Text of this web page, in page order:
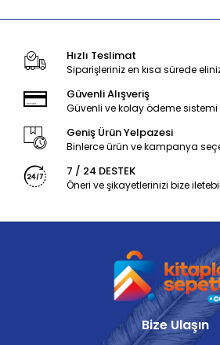
Hızlı Teslimat
Siparişleriniz en kısa sürede
Güvenli Alışveriş
Güvenli ve kolay ödeme sistemi
Geniş Ürün Yelpazesi
Binlerce ürün ve kampanya
7 / 24 DESTEK
Öneri ve şikayetlerinizi bize
Bize Ulaşın